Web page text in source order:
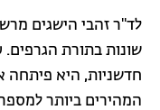
לד"ר זהבי הישגים
שונות בתורת הגרפים.
חדשניות, היא פיתחה
המהירים ביותר למספר